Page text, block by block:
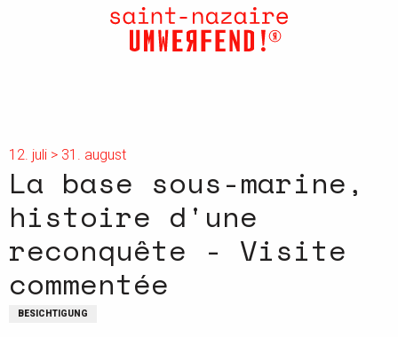
12. juli > 31. august
La base sous-marine,
histoire d'une
reconquête - Visite
commentée
BESICHTIGUNG